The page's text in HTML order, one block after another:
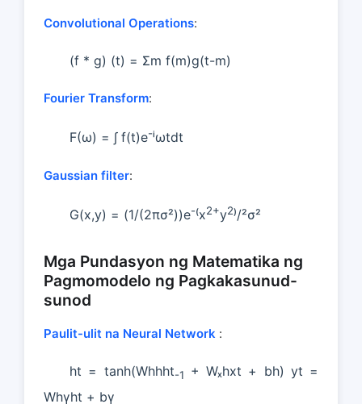
Convolutional Operations:
(f * g) (t) = Σm f(m)g(t-m)
Fourier Transform:
F(ω) = ∫ f(t)e-ⁱωtdt
Gaussian filter:
G(x,y) = (1/(2πσ²))e-⁽x2+y2⁾/²σ²
Mga Pundasyon ng Matematika ng
Pagmomodelo ng Pagkakasunud-
sunod
Paulit-ulit na Neural Network :
ht = tanh(Whhht-1
+ Wₓhxt + bh) yt =
Whγht + bγ